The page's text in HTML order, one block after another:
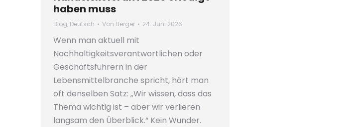
haben muss
Blog, Deutsch Von Berger 24. Juni 2026
Wenn man aktuell mit
Nachhaltigkeitsverantwortlichen oder
Geschäftsführern in der
Lebensmittelbranche spricht, hört man
oft denselben Satz: „Wir wissen, dass das
Thema wichtig ist – aber wir verlieren
langsam den Überblick.“ Kein Wunder.